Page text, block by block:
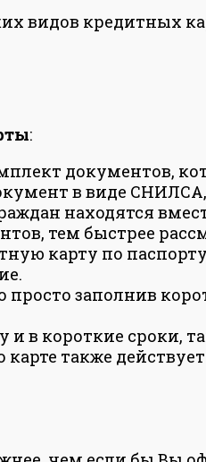
видов кредитных
:
документов,
в виде
находятся
тем быстрее
карту по
заполнив
и в короткие сроки,
также